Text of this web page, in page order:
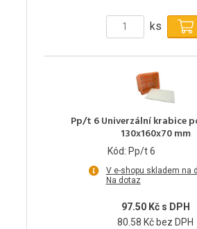
ks
Pp/t 6 Univerzální krabice
130x160x70 mm
Kód: Pp/t 6
V e-shopu skladem na
Na dotaz
97.50 Kč s DPH
80.58 Kč bez DPH